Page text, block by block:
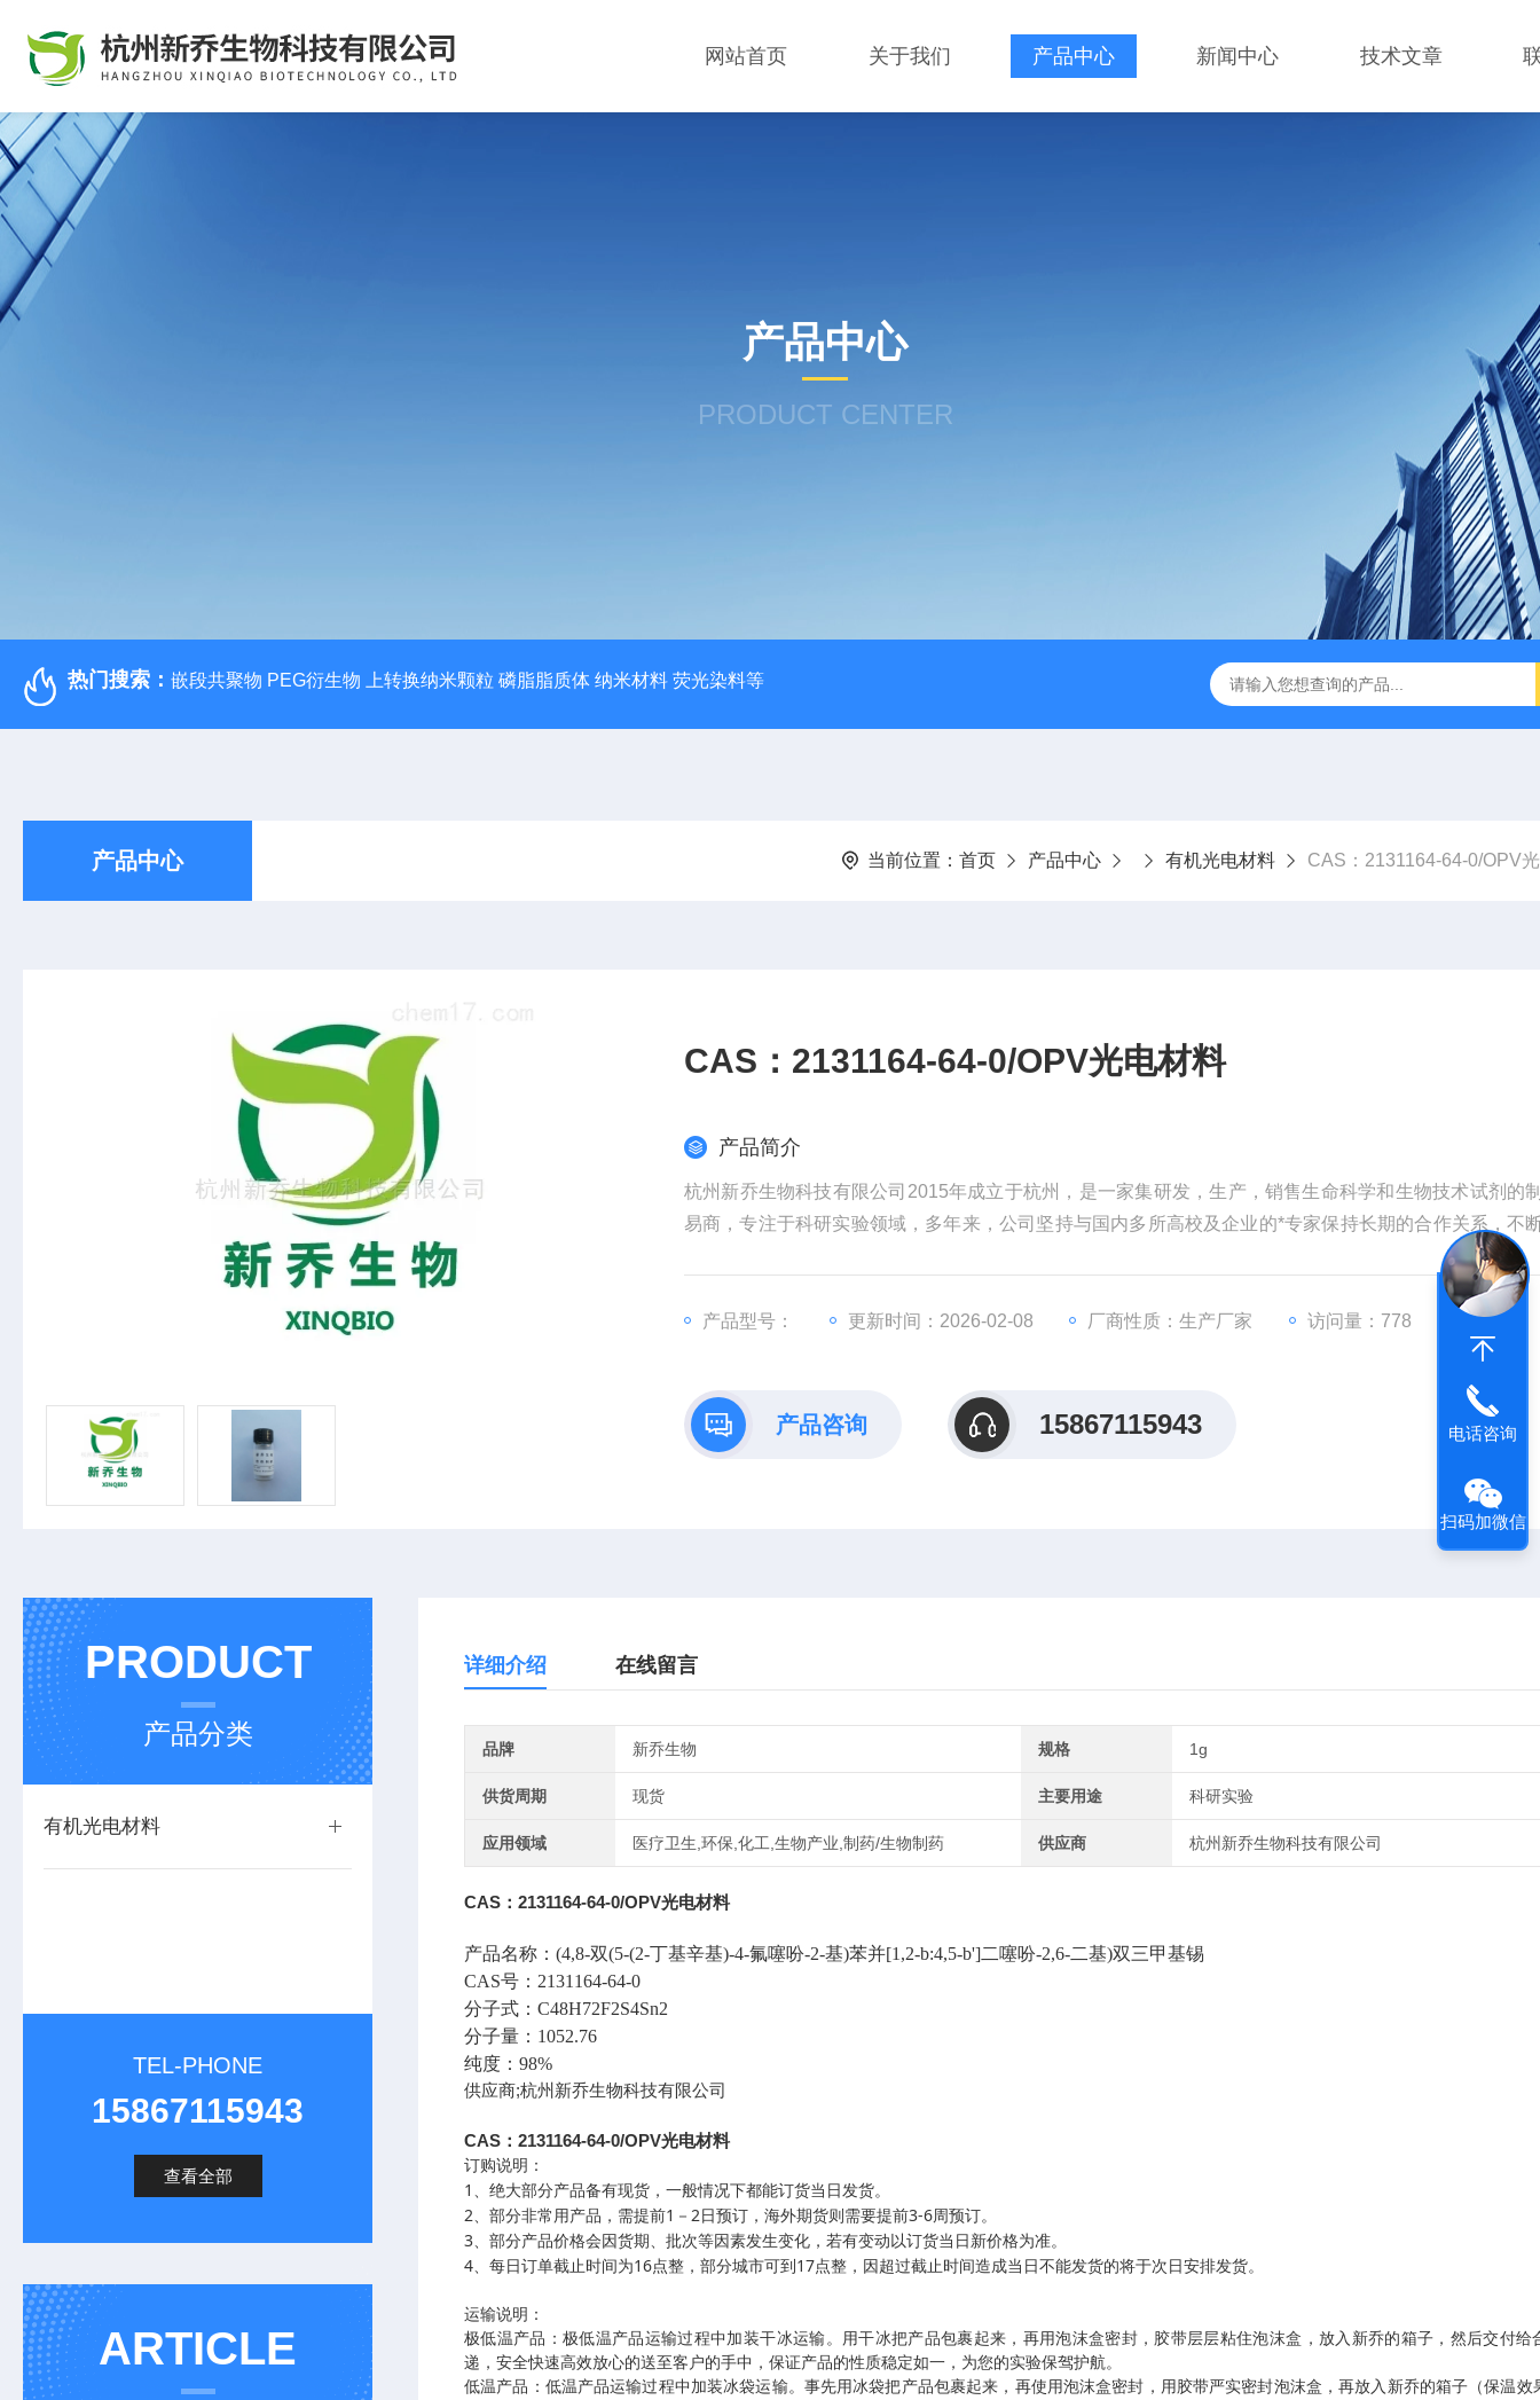
网站首页 关于我们 产品中心 新闻中心 技术文章
产品中心
PRODUCT CENTER
热门搜索： 嵌段共聚物 PEG衍生物 上转换纳米颗粒 磷脂脂质体 纳米材料 荧光染料等
产品中心 当前位置： 首页 产品中心 有机光电材料 CAS：2131164-64-0/OPV
CAS：2131164-64-0/OPV光电材料
产品简介
杭州新乔生物科技有限公司2015年成立于杭州，是一家集研发，生产，销售生命科学和生物技术试剂的
易商，专注于科研实验领域，多年来，公司坚持与国内多所高校及企业的*专家保持长期的合作关系，不
公司的产品和技术，坚持稳健经营，持续创新开放合作，为全国高校及企业的实验室提供优质产品及
产品型号：
更新时间：2026-02-08 厂商性质：生产厂家 访问量：778
产品咨询 15867115943
PRODUCT
产品分类
有机光电材料
TEL-PHONE
15867115943
查看全部
ARTICLE
详细介绍 在线留言
品牌 新乔生物 规格 1g
供货周期 现货 主要用途 科研实验
应用领域 医疗卫生,环保,化工,生物产业,制药/生物制药 供应商 杭州新乔生物科技有限公司
CAS：2131164-64-0/OPV光电材料
产品名称： (4,8-双(5-(2-丁基辛基)-4-氟噻吩-2-基)苯并[1,2-b:4,5-b']二噻吩-2,6-二基)双三甲基锡
CAS号： 2131164-64-0
分子式： C48H72F2S4Sn2
分子量： 1052.76
纯度： 98%
供应商;杭州新乔生物科技有限公司
CAS：2131164-64-0/OPV光电材料
订购说明：
1 、绝大部分产品备有现货，一般情况下都能订货当日发货。
2 、部分非常用产品，需提前1 － 2日预订，海外期货则需要提前3-6周预订。
3 、部分产品价格会因货期、批次等因素发生变化，若有变动以订货当日新价格为准。
4 、每日订单截止时间为16点整，部分城市可到 17点整，因超过截止时间造成当日不能发货的将于次日安排发货。
运输说明：
极低温产品：极低温产品运输过程中加装干冰运输。用干冰把产品包裹起来，再用泡沫盒密封，胶带层层粘住泡沫盒，放入新乔的箱子，然后交付给
递，安全快速高效放心的送至客户的手中，保证产品的性质稳定如一，为您的实验保驾护航。
低温产品：低温产品运输过程中加装冰袋运输。事先用冰袋把产品包裹起来，再使用泡沫盒密封，用胶带严实密封泡沫盒，再放入新乔的箱子（保温效
电话咨询
扫码加微信